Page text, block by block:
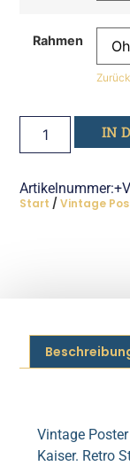
Rahmen
IN
Start /Vintage
Vintage
Kaiser. Retro